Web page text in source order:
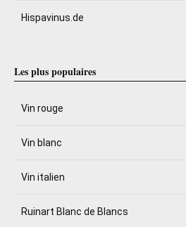
Hispavinus.de
Les plus populaires
Vin rouge
Vin blanc
Vin italien
Ruinart Blanc de Blancs